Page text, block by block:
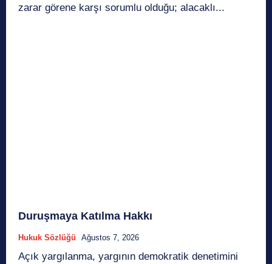
zarar görene karşı sorumlu olduğu; alacaklı...
Duruşmaya Katılma Hakkı
Hukuk Sözlüğü Ağustos 7, 2026
Açık yargılanma, yargının demokratik denetimini